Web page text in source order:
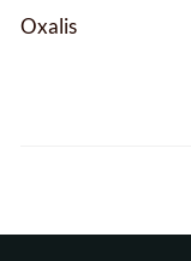
Oxalis